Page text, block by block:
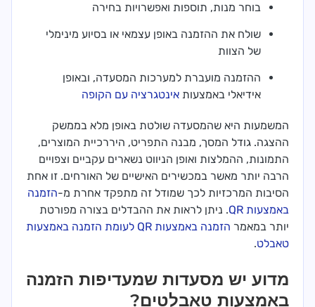
בוחר מנות, תוספות ואפשרויות בחירה
שולח את ההזמנה באופן עצמאי או בסיוע מינימלי
של הצוות
ההזמנה מועברת למערכות המסעדה, ובאופן
אידיאלי באמצעות אינטגרציה עם הקופה
המשמעות היא שהמסעדה שולטת באופן מלא בממשק
ההצגה. גודל המסך, מבנה התפריט, היררכיית המוצרים,
התמונות, ההמלצות ואופן הניווט נשארים עקביים וצפויים
הרבה יותר מאשר במכשירים האישיים של האורחים. זו אחת
הסיבות המרכזיות לכך שמודל זה מתפקד אחרת מ-הזמנה
באמצעות QR
. ניתן לראות את ההבדלים בצורה מפורטת
יותר במאמר
הזמנה באמצעות QR לעומת הזמנה באמצעות
טאבלט.
מדוע יש מסעדות שמעדיפות הזמנה
באמצעות טאבלטים?